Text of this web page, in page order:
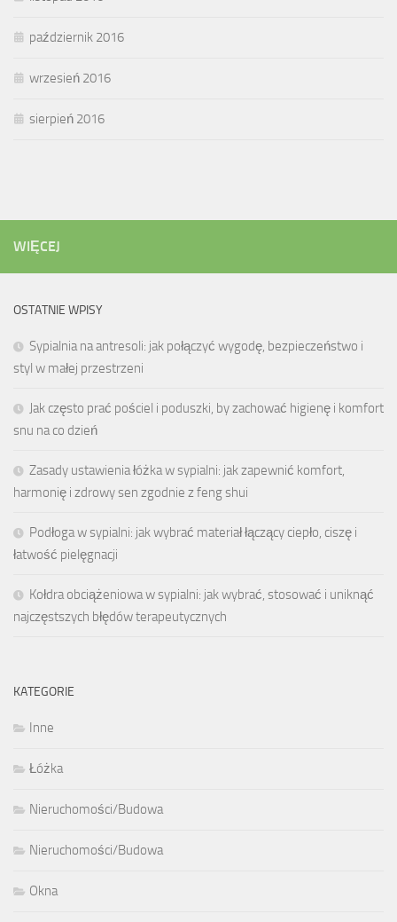
październik 2016
wrzesień 2016
sierpień 2016
WIĘCEJ
OSTATNIE WPISY
Sypialnia na antresoli: jak połączyć wygodę, bezpieczeństwo i
styl w małej przestrzeni
Jak często prać pościel i poduszki, by zachować higienę i komfort
snu na co dzień
Zasady ustawienia łóżka w sypialni: jak zapewnić komfort,
harmonię i zdrowy sen zgodnie z feng shui
Podłoga w sypialni: jak wybrać materiał łączący ciepło, ciszę i
łatwość pielęgnacji
Kołdra obciążeniowa w sypialni: jak wybrać, stosować i uniknąć
najczęstszych błędów terapeutycznych
KATEGORIE
Inne
Łóżka
Nieruchomości/Budowa
Nieruchomości/Budowa
Okna